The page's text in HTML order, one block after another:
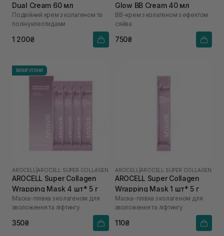
Dual Cream 60 мл
Подвійний крем з колагеном та
полінуклеотидами
1 200₴
Glow BB Cream 40 мл
ВВ-крем з колагеном з ефектом
сяйва
750₴
ВИБІР ІЛОНИ
AROCELL AROCELL SUPER COLLAGEN
AROCELL Super Collagen
Wrapping Mask 4 шт* 5 г
Маска-плівка з колагеном для
зволоження та ліфтингу
350₴
AROCELL AROCELL SUPER COLLAGEN
AROCELL Super Collagen
Wrapping Mask 1 шт* 5 г
Маска-плівка з колагеном для
зволоження та ліфтингу
110₴